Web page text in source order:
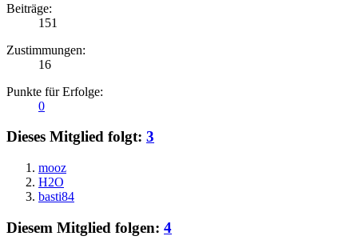
Beiträge:
151
Zustimmungen:
16
Punkte für Erfolge:
0
Dieses Mitglied folgt: 3
mooz
H2O
basti84
Diesem Mitglied folgen: 4